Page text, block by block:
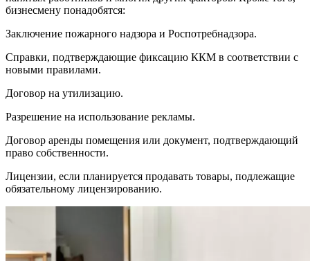
бизнесмену понадобятся:
Заключение пожарного надзора и Роспотребнадзора.
Справки, подтверждающие фиксацию ККМ в соответствии с
новыми правилами.
Договор на утилизацию.
Разрешение на использование рекламы.
Договор аренды помещения или документ, подтверждающий
право собственности.
Лицензии, если планируется продавать товары, подлежащие
обязательному лицензированию.